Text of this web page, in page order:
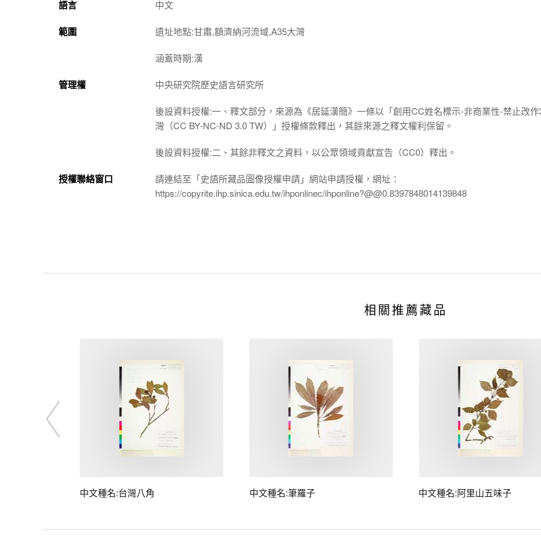
語言 中文
範圍 遺址地點:甘肅,額濟納河流域,A35大灣
涵蓋時期:漢
管理權 中央研究院歷史語言研究所
後設資料授權:一、釋文部分，來源為《居延漢簡》一條以「創用CC姓名標示-非商業性-禁止改
灣（CC BY-NC-ND 3.0 TW）」授權條款釋出，其餘來源之釋文權利保留。
後設資料授權:二、其餘非釋文之資料，以公眾領域貢獻宣告（CC0）釋出。
授權聯絡窗口
請連結至「史語所藏品圖像授權申請」網站申請授權，網址：
https://copyrite.ihp.sinica.edu.tw/ihponlinec/ihponline?@@0.8397848014139848
相關推薦藏品
中文種名:台灣八角 中文種名:筆羅子 中文種名:阿里山五味子